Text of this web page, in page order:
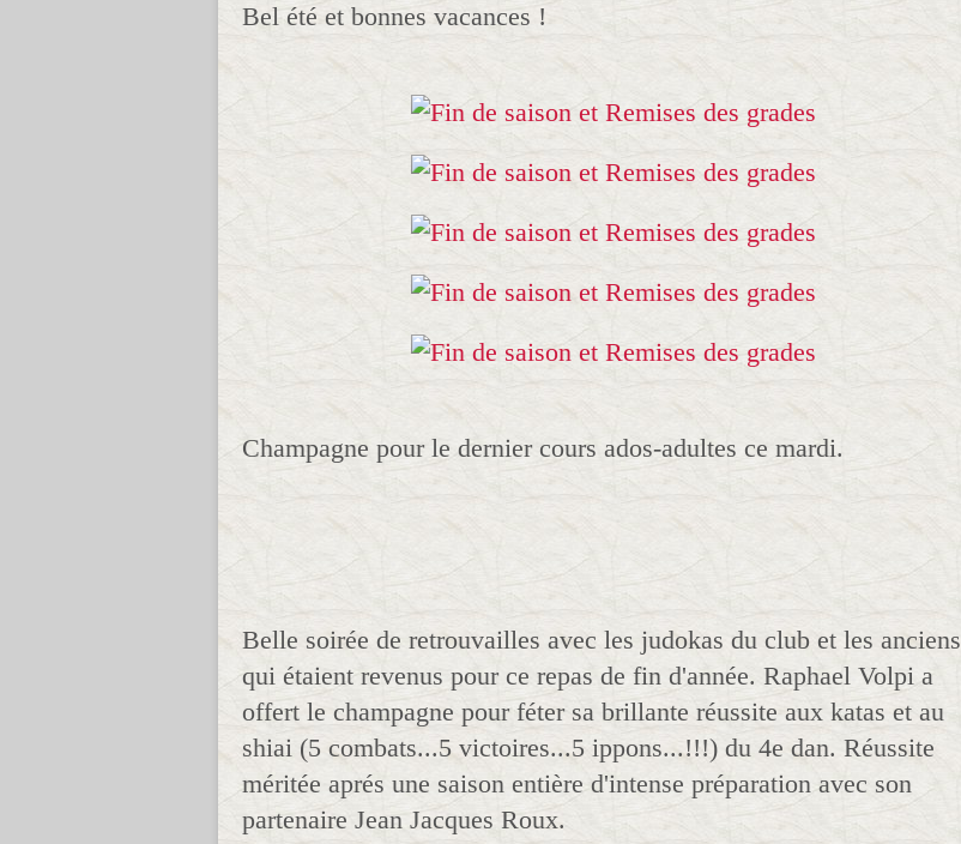
Bel été et bonnes vacances !
Champagne pour le dernier cours ados-adultes ce mardi.
Belle soirée de retrouvailles avec les judokas du club et les anciens
qui étaient revenus pour ce repas de fin d'année. Raphael Volpi a
offert le champagne pour féter sa brillante réussite aux katas et au
shiai (5 combats...5 victoires...5 ippons...!!!) du 4e dan. Réussite
méritée aprés une saison entière d'intense préparation avec son
partenaire Jean Jacques Roux.